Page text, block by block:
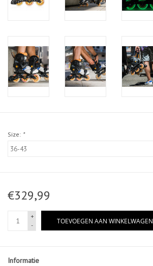
Size: *
€329,99
+
-
TOEVOEGEN AAN WINKELWAGEN
Informatie